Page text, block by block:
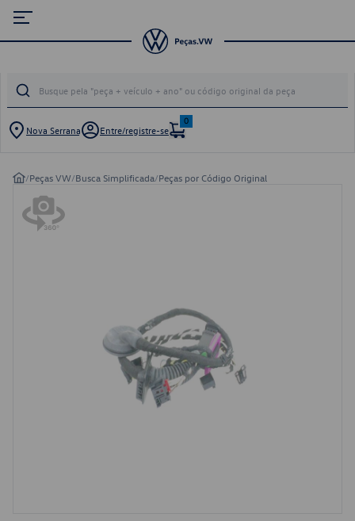
Nova Serrana Entre/registre-se
0
/Peças VW/Busca Simplificada/Peças por Código Original